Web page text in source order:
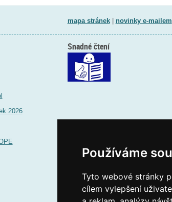
Používáme
Tyto webové stránky
cílem vylepšení
mapa stránek| novinky e-mailem
2026
Snadné čtení